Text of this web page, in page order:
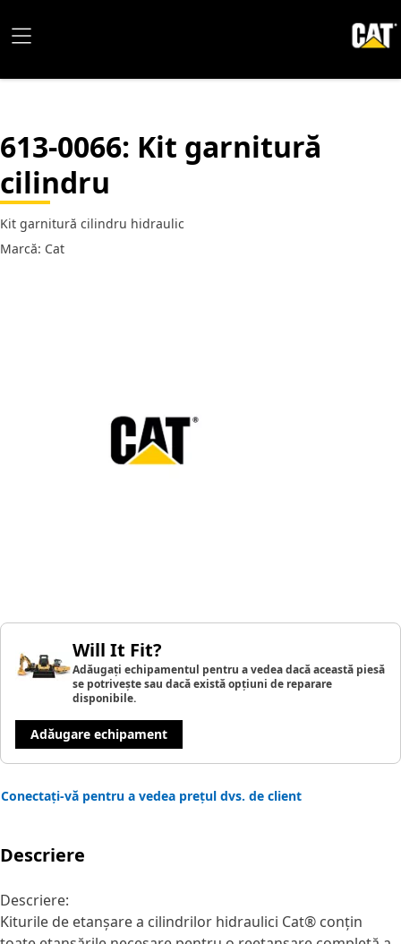
613-0066: Kit garnitură
cilindru
Kit garnitură cilindru hidraulic
Marcă: Cat
Will It Fit?
Adăugați echipamentul pentru a vedea dacă această piesă
se potrivește sau dacă există opțiuni de reparare
disponibile.
Adăugare echipament
Conectați-vă pentru a vedea prețul dvs. de client
Descriere
Descriere:
Kiturile de etanșare a cilindrilor hidraulici Cat® conțin